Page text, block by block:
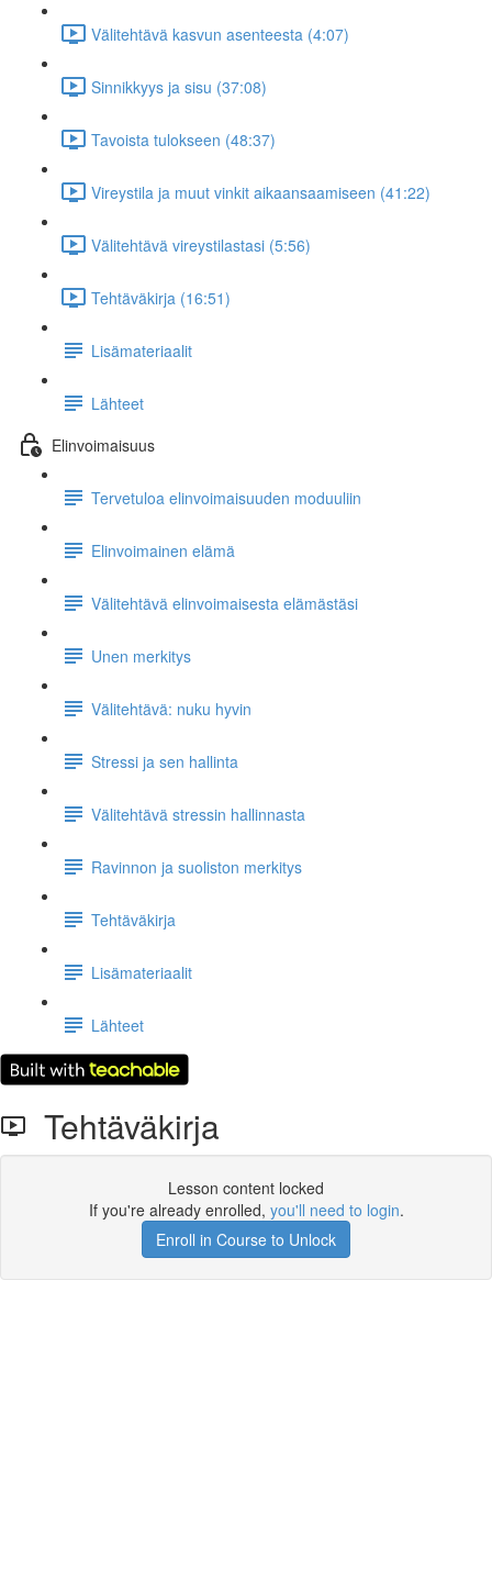
Välitehtävä kasvun asenteesta (4:07)
Sinnikkyys ja sisu (37:08)
Tavoista tulokseen (48:37)
Vireystila ja muut vinkit aikaansaamiseen (41:22)
Välitehtävä vireystilastasi (5:56)
Tehtäväkirja (16:51)
Lisämateriaalit
Lähteet
Elinvoimaisuus
Tervetuloa elinvoimaisuuden moduuliin
Elinvoimainen elämä
Välitehtävä elinvoimaisesta elämästäsi
Unen merkitys
Välitehtävä: nuku hyvin
Stressi ja sen hallinta
Välitehtävä stressin hallinnasta
Ravinnon ja suoliston merkitys
Tehtäväkirja
Lisämateriaalit
Lähteet
Tehtäväkirja
Lesson content locked
If you're already enrolled, you'll need to login.
Enroll in Course to Unlock